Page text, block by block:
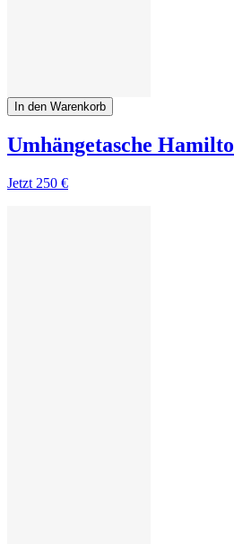
In den Warenkorb
Umhängetasche
Jetzt 250 €